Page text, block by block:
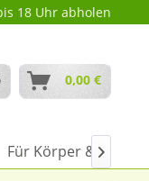
18 Uhr abholen
0,00 €
Für Körper &